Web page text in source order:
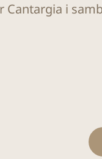
Cantargia i